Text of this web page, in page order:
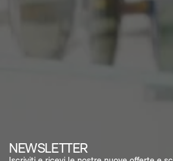
NEWSLETTER